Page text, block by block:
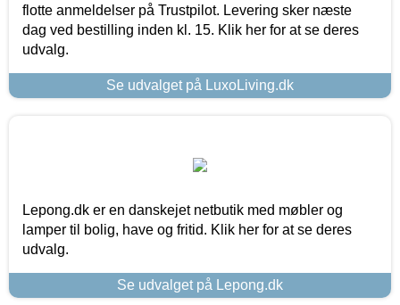
flotte anmeldelser på Trustpilot. Levering sker næste
dag ved bestilling inden kl. 15. Klik her for at se deres
udvalg.
Se udvalget på LuxoLiving.dk
Lepong.dk er en danskejet netbutik med møbler og
lamper til bolig, have og fritid. Klik her for at se deres
udvalg.
Se udvalget på Lepong.dk